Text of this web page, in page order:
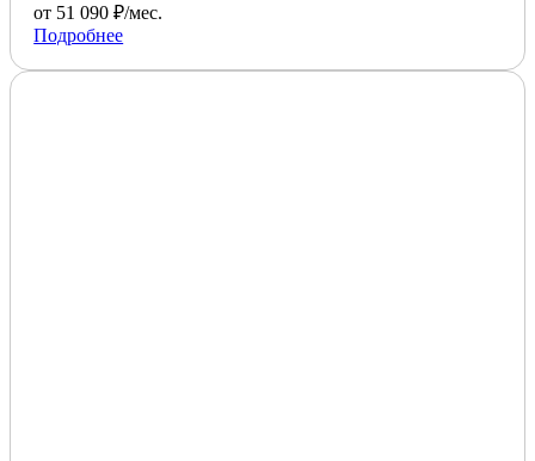
от 51 090 ₽/мес.
Подробнее